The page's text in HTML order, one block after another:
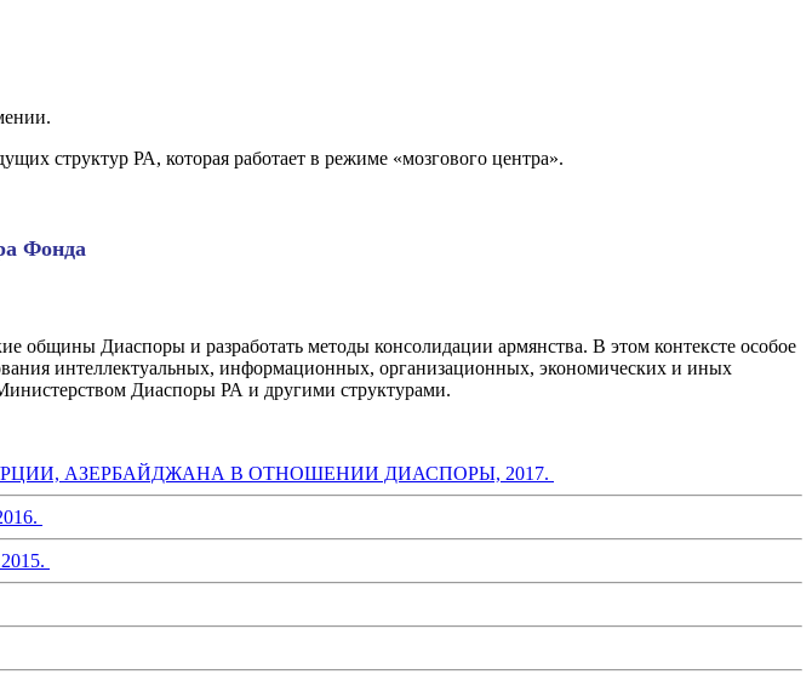
структур РА, которая работает в режиме «мозгового центра».
Фонда
общины Диаспоры и разработать методы консолидации армянства. В этом контексте особое
интеллектуальных, информационных, организационных, экономических и иных
Диаспоры РА и другими структурами.
АЗЕРБАЙДЖАНА В ОТНОШЕНИИ ДИАСПОРЫ, 2017.